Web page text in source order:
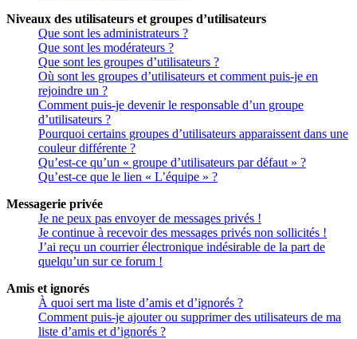
Niveaux des utilisateurs et groupes d’utilisateurs
Que sont les administrateurs ?
Que sont les modérateurs ?
Que sont les groupes d’utilisateurs ?
Où sont les groupes d’utilisateurs et comment puis-je en
rejoindre un ?
Comment puis-je devenir le responsable d’un groupe
d’utilisateurs ?
Pourquoi certains groupes d’utilisateurs apparaissent dans une
couleur différente ?
Qu’est-ce qu’un « groupe d’utilisateurs par défaut » ?
Qu’est-ce que le lien « L’équipe » ?
Messagerie privée
Je ne peux pas envoyer de messages privés !
Je continue à recevoir des messages privés non sollicités !
J’ai reçu un courrier électronique indésirable de la part de
quelqu’un sur ce forum !
Amis et ignorés
À quoi sert ma liste d’amis et d’ignorés ?
Comment puis-je ajouter ou supprimer des utilisateurs de ma
liste d’amis et d’ignorés ?